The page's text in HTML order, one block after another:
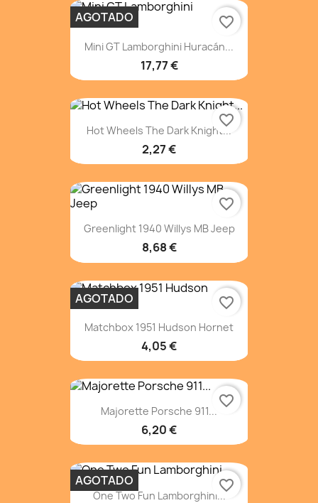
Mini GT Lamborghini Huracán...
17,77 €
AGOTADO favorite_border
Hot Wheels The Dark Knight...
2,27 €
favorite_border
Greenlight 1940 Willys MB Jeep
8,68 €
favorite_border
Matchbox 1951 Hudson Hornet
4,05 €
AGOTADO favorite_border
Majorette Porsche 911...
6,20 €
favorite_border
One Two Fun Lamborghini...
AGOTADO favorite_border